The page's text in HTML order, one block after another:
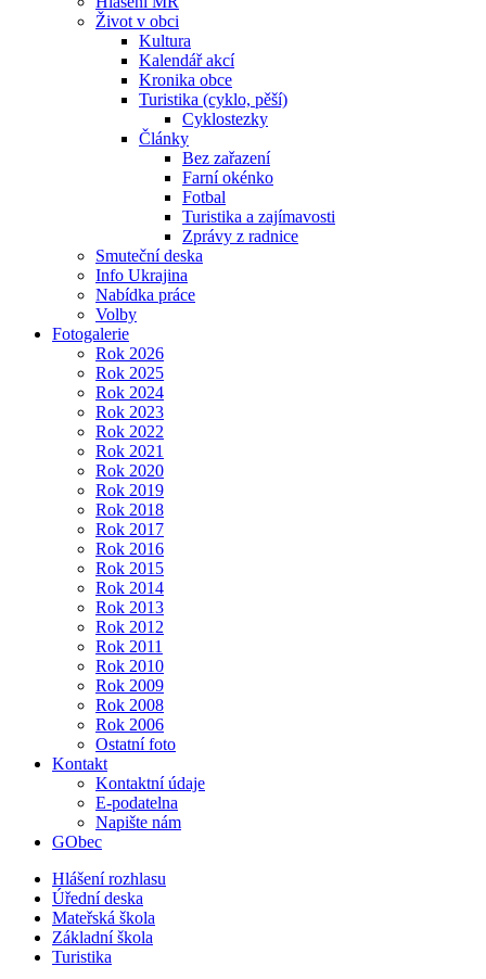
Život v obci
Kultura
Kalendář akcí
Kronika obce
Turistika (cyklo, pěší)
Cyklostezky
Články
Bez zařazení
Farní okénko
Fotbal
Turistika a zajímavosti
Zprávy z radnice
Smuteční deska
Info Ukrajina
Nabídka práce
Volby
Fotogalerie
Rok 2026
Rok 2025
Rok 2024
Rok 2023
Rok 2022
Rok 2021
Rok 2020
Rok 2019
Rok 2018
Rok 2017
Rok 2016
Rok 2015
Rok 2014
Rok 2013
Rok 2012
Rok 2011
Rok 2010
Rok 2009
Rok 2008
Rok 2006
Ostatní foto
Kontakt
Kontaktní údaje
E-podatelna
Napište nám
GObec
Hlášení rozhlasu
Úřední deska
Mateřská škola
Základní škola
Turistika